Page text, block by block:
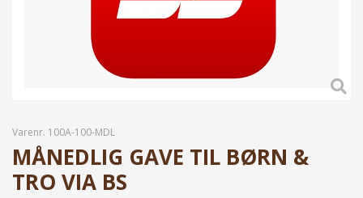
Varenr. 100A-100-MDL
MÅNEDLIG GAVE TIL BØRN &
TRO VIA BS